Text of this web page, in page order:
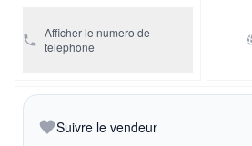
Afficher le numero de
telephone
Suivre le vendeur